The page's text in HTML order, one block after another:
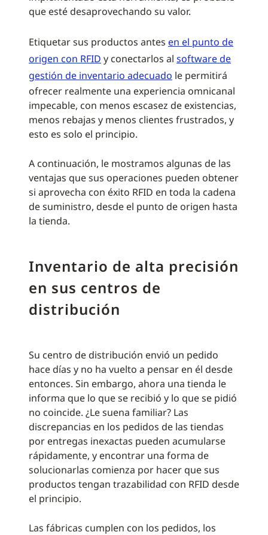
que esté desaprovechando su valor.
Etiquetar sus productos antes en el punto de
origen con RFID y conectarlos al software de
gestión de inventario adecuado le permitirá
ofrecer realmente una experiencia omnicanal
impecable, con menos escasez de existencias,
menos rebajas y menos clientes frustrados, y
esto es solo el principio.
A continuación, le mostramos algunas de las
ventajas que sus operaciones pueden obtener
si aprovecha con éxito RFID en toda la cadena
de suministro, desde el punto de origen hasta
la tienda.
Inventario de alta precisión
en sus centros de
distribución
Su centro de distribución envió un pedido
hace días y no ha vuelto a pensar en él desde
entonces. Sin embargo, ahora una tienda le
informa que lo que se recibió y lo que se pidió
no coincide. ¿Le suena familiar? Las
discrepancias en los pedidos de las tiendas
por entregas inexactas pueden acumularse
rápidamente, y encontrar una forma de
solucionarlas comienza por hacer que sus
productos tengan trazabilidad con RFID desde
el principio.
Las fábricas cumplen con los pedidos, los